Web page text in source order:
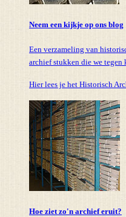
Neem een kijkje op ons blog
Een verzameling van
archief stukken die we tegen
Hier lees je het Historisch
Hoe ziet zo'n archief eruit?